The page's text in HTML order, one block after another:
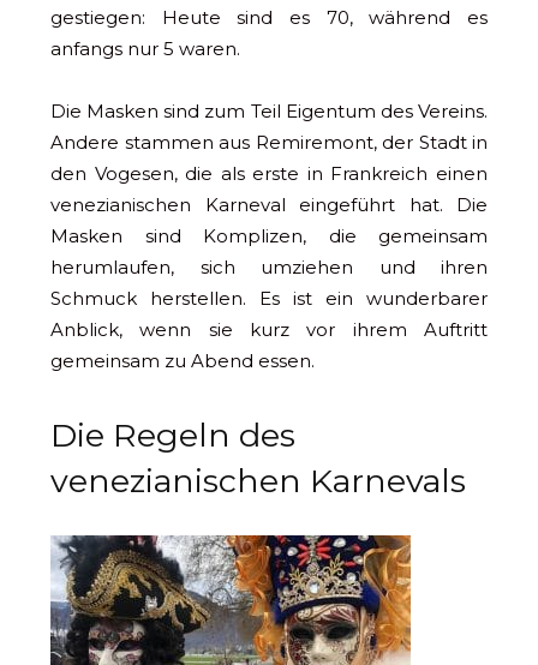
gestiegen: Heute sind es 70, während es
anfangs nur 5 waren.
Die Masken sind zum Teil Eigentum des Vereins.
Andere stammen aus Remiremont, der Stadt in
den Vogesen, die als erste in Frankreich einen
venezianischen Karneval eingeführt hat. Die
Masken sind Komplizen, die gemeinsam
herumlaufen, sich umziehen und ihren
Schmuck herstellen. Es ist ein wunderbarer
Anblick, wenn sie kurz vor ihrem Auftritt
gemeinsam zu Abend essen.
Die Regeln des
venezianischen Karnevals